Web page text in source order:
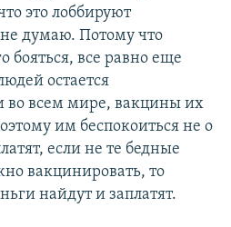
это лоббируют
не думаю. Потому что
бояться, все равно еще
остается
всем мире, вакцины их
им беспокоиться не о
если не те бедные
вакцинировать, то
найдут и заплатят.